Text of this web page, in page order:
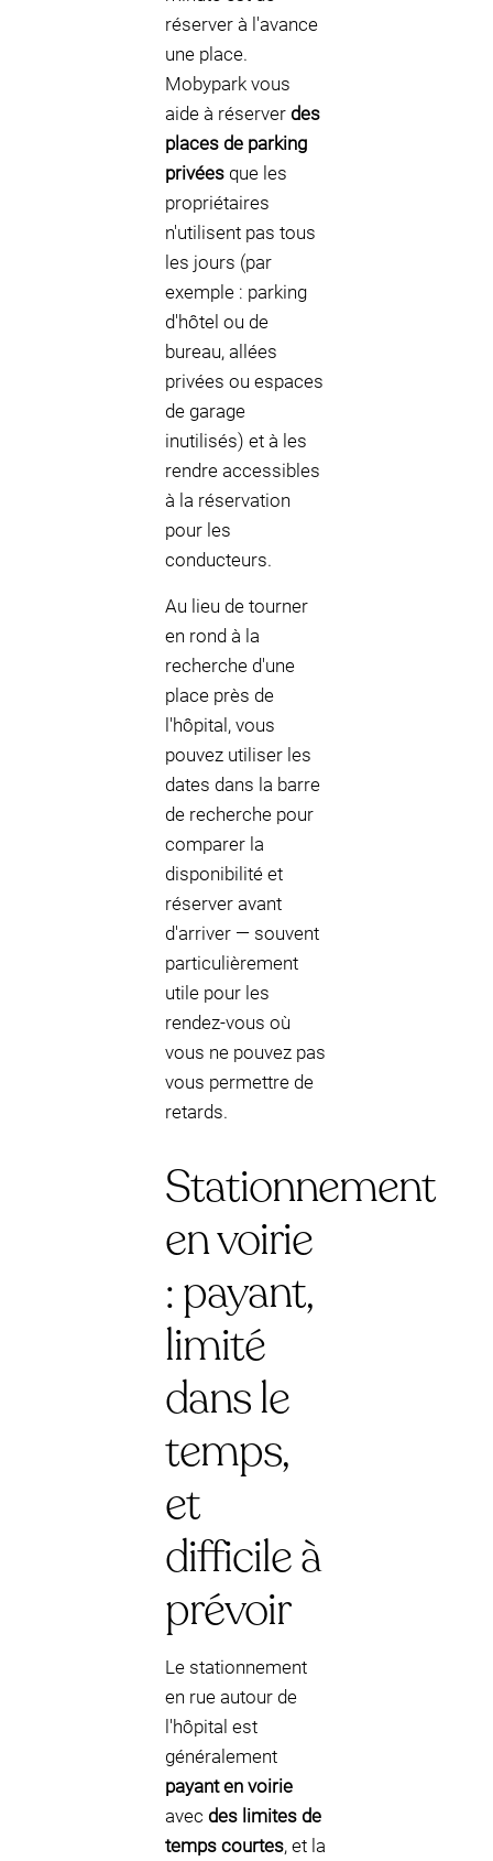
réserver à l'avance
une place.
Mobypark vous
aide à réserver des
places de parking
privées que les
propriétaires
n'utilisent pas tous
les jours (par
exemple : parking
d'hôtel ou de
bureau, allées
privées ou espaces
de garage
inutilisés) et à les
rendre accessibles
à la réservation
pour les
conducteurs.
Au lieu de tourner
en rond à la
recherche d'une
place près de
l'hôpital, vous
pouvez utiliser les
dates dans la barre
de recherche pour
comparer la
disponibilité et
réserver avant
d'arriver — souvent
particulièrement
utile pour les
rendez-vous où
vous ne pouvez pas
vous permettre de
retards.
Stationnement
en voirie
: payant,
limité
dans le
temps,
et
difficile à
prévoir
Le stationnement
en rue autour de
l'hôpital est
généralement
payant en voirie
avec des limites de
temps courtes, et la